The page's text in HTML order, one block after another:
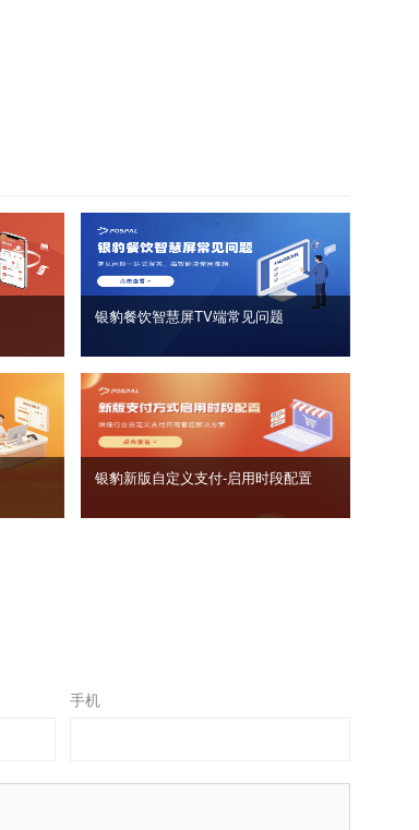
银豹餐饮智慧屏TV端常见问题
银豹新版自定义支付‑启用时段配置
手机